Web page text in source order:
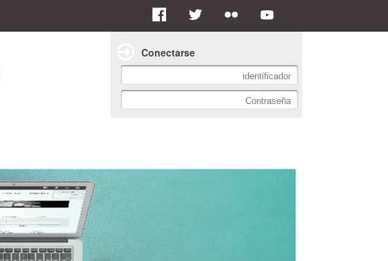
Conectarse